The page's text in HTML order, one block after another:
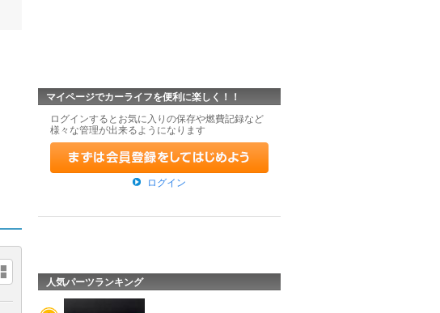
マイページでカーライフを便利に楽しく！！
ログインするとお気に入りの保存や燃費記録など
様々な管理が出来るようになります
ログイン
人気パーツランキング